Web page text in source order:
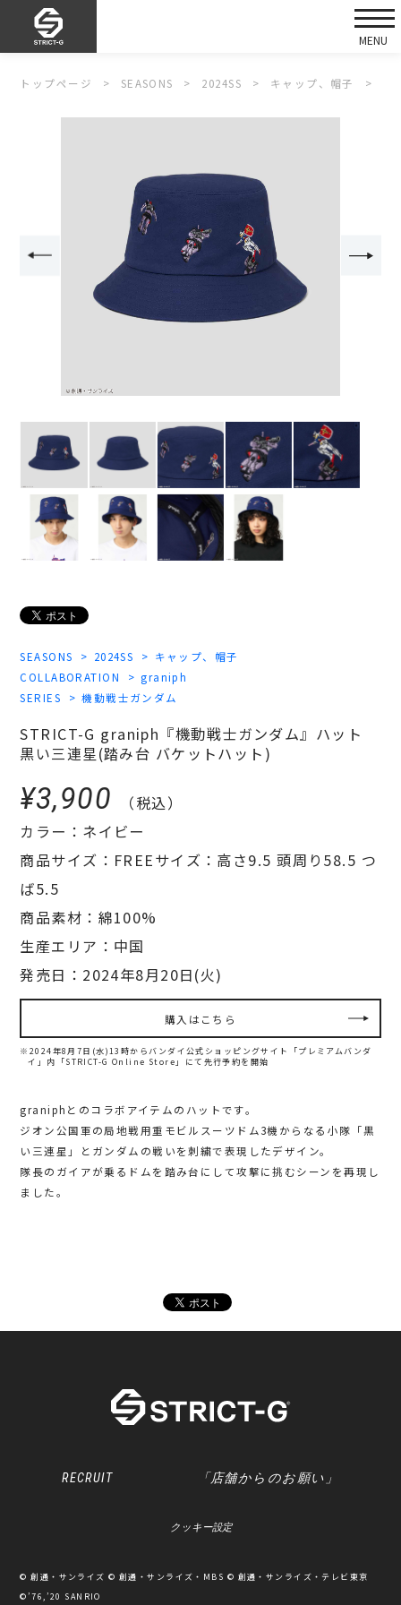
トップページ SEASONS 2024SS キャップ、帽子
SEASONS 2024SS
キャップ、帽子
COLLABORATION
graniph
SERIES
機動戦士ガンダム
STRICT-G graniph『機動戦士ガンダム』ハット
黒い三連星(踏み台 バケットハット)
¥3,900
（税込）
カラー：ネイビー
商品サイズ：FREEサイズ：高さ9.5 頭周り58.5 つ
ば5.5
商品素材：綿100%
生産エリア：中国
発売日：2024年8月20日(火)
購入はこちら
※2024年8月7日(水)13時からバンダイ公式ショッピングサイト「プレミアムバンダ
イ」内
「STRICT-G Online Store」にて先行予約を開始
graniphとのコラボアイテムのハットです。
ジオン公国軍の局地戦用重モビルスーツドム3機からなる小隊「黒
い三連星」とガンダムの戦いを刺繍で表現したデザイン。
隊長のガイアが乗るドムを踏み台にして攻撃に挑むシーンを再現し
ました。
RECRUIT 「店舗からのお願い」
クッキー設定
© 創通・サンライズ © 創通・サンライズ・MBS © 創通・サンライズ・テレビ東京
©’76,’20 SANRIO